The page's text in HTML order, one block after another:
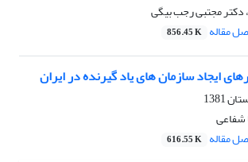
دکتر مجتبی رجب بیگی
مقاله 856.45 K
ایجاد سازمان های یاد گیرنده در ایران
شفاعی
مقاله 616.55 K